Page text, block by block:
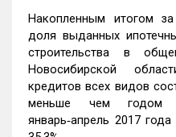
Накопленным итогом
доля выданных
строительства в
Новосибирской
кредитов всех видов
меньше чем
январь‑апрель 2017